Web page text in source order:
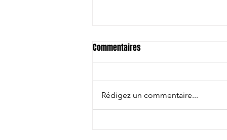
Commentaires
Rédigez un commentaire...